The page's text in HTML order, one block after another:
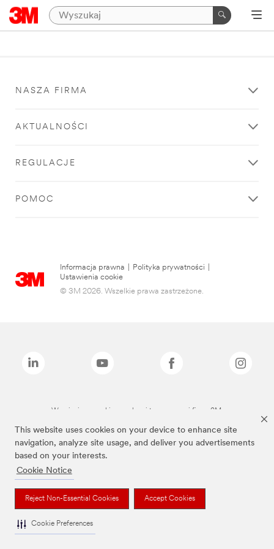
This website uses cookies on your device to enhance site
navigation, analyze site usage, and deliver you advertisements
based on your interests.
Cookie Notice
Reject Non-Essential Cookies Accept Cookies
Cookie Preferences
NASZA FIRMA
AKTUALNOŚCI
REGULACJE
POMOC
Informacja prawna Polityka prywatności
Ustawienia cookie
© 3M 2026. Wszelkie prawa zastrzeżone.
Wymienione marki są znakami towarowymi firmy 3M.